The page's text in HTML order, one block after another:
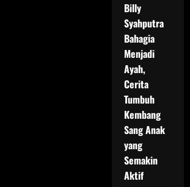
Billy
Syahputra
Bahagia
Menjadi
Ayah,
Cerita
Tumbuh
Kembang
Sang Anak
yang
Semakin
Aktif